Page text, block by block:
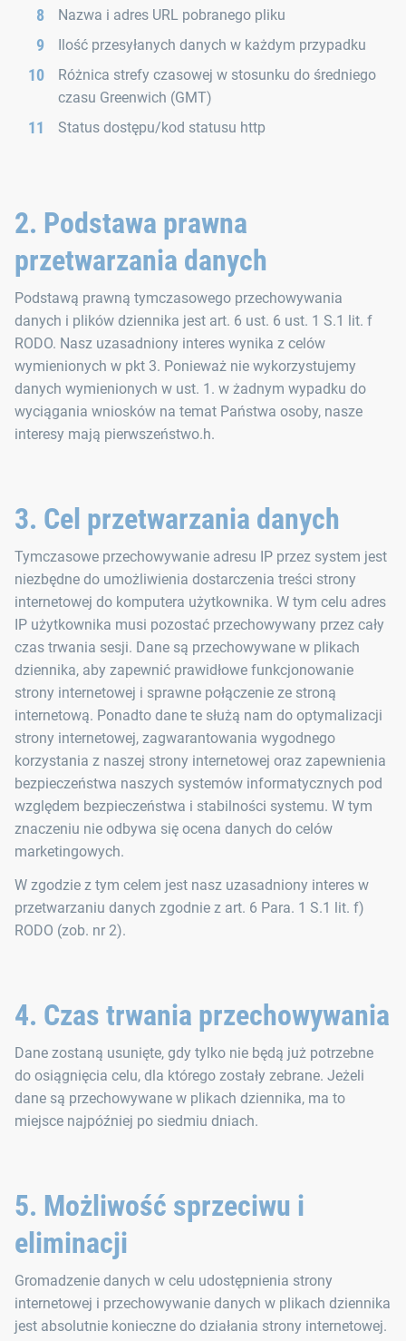
Nazwa i adres URL pobranego pliku
Ilość przesyłanych danych w każdym przypadku
Różnica strefy czasowej w stosunku do średniego
czasu Greenwich (GMT)
Status dostępu/kod statusu http
2. Podstawa prawna
przetwarzania danych
Podstawą prawną tymczasowego przechowywania
danych i plików dziennika jest art. 6 ust. 6 ust. 1 S.1 lit. f
RODO. Nasz uzasadniony interes wynika z celów
wymienionych w pkt 3. Ponieważ nie wykorzystujemy
danych wymienionych w ust. 1. w żadnym wypadku do
wyciągania wniosków na temat Państwa osoby, nasze
interesy mają pierwszeństwo.h.
3. Cel przetwarzania danych
Tymczasowe przechowywanie adresu IP przez system jest
niezbędne do umożliwienia dostarczenia treści strony
internetowej do komputera użytkownika. W tym celu adres
IP użytkownika musi pozostać przechowywany przez cały
czas trwania sesji. Dane są przechowywane w plikach
dziennika, aby zapewnić prawidłowe funkcjonowanie
strony internetowej i sprawne połączenie ze stroną
internetową. Ponadto dane te służą nam do optymalizacji
strony internetowej, zagwarantowania wygodnego
korzystania z naszej strony internetowej oraz zapewnienia
bezpieczeństwa naszych systemów informatycznych pod
względem bezpieczeństwa i stabilności systemu. W tym
znaczeniu nie odbywa się ocena danych do celów
marketingowych.
W zgodzie z tym celem jest nasz uzasadniony interes w
przetwarzaniu danych zgodnie z art. 6 Para. 1 S.1 lit. f)
RODO (zob. nr 2).
4. Czas trwania przechowywania
Dane zostaną usunięte, gdy tylko nie będą już potrzebne
do osiągnięcia celu, dla którego zostały zebrane. Jeżeli
dane są przechowywane w plikach dziennika, ma to
miejsce najpóźniej po siedmiu dniach.
5. Możliwość sprzeciwu i
eliminacji
Gromadzenie danych w celu udostępnienia strony
internetowej i przechowywanie danych w plikach dziennika
jest absolutnie konieczne do działania strony internetowej.